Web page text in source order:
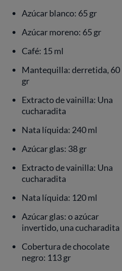
Azúcar blanco: 65 gr
Azúcar moreno: 65 gr
Café: 15 ml
Mantequilla: derretida, 60
gr
Extracto de vainilla: Una
cucharadita
Nata líquida: 240 ml
Azúcar glas: 38 gr
Extracto de vainilla: Una
cucharadita
Nata líquida: 120 ml
Azúcar glas: o azúcar
invertido, una cucharadita
Cobertura de chocolate
negro: 113 gr